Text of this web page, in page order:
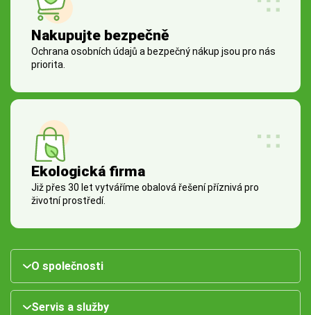
Nakupujte bezpečně
Ochrana osobních údajů a bezpečný nákup jsou pro nás
priorita.
Ekologická firma
Již přes 30 let vytváříme obalová řešení příznivá pro
životní prostředí.
O společnosti
Servis a služby